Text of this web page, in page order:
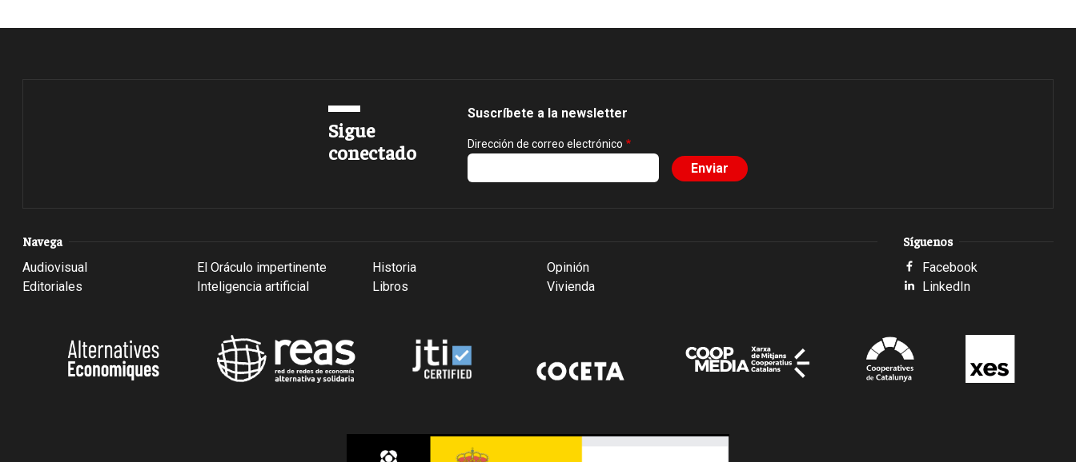
Sigue
conectado
Suscríbete a la newsletter
Dirección de correo electrónico
Navega
Audiovisual
Editoriales
El Oráculo impertinente
Inteligencia artificial
Historia
Libros
Opinión
Vivienda
Síguenos
Facebook
LinkedIn